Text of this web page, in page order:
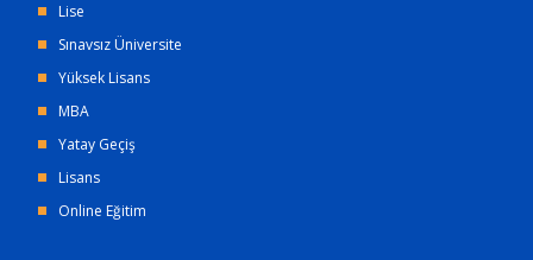
Lise
Sınavsız Üniversite
Yüksek Lisans
MBA
Yatay Geçiş
Lisans
Online Eğitim